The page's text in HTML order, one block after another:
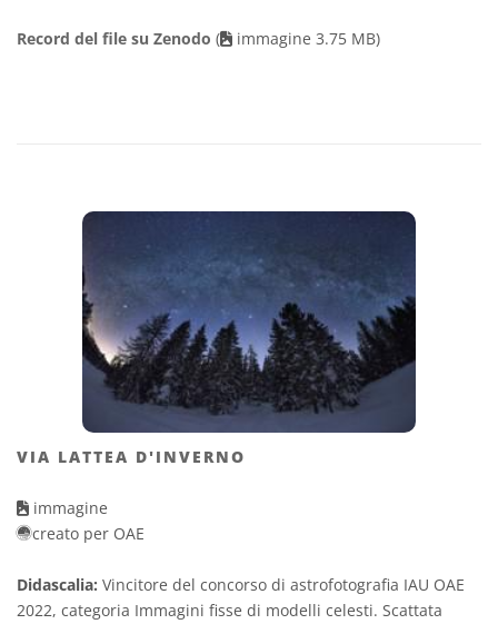
Record del file su Zenodo ( immagine 3.75 MB)
VIA LATTEA D'INVERNO
immagine
creato per OAE
Didascalia: Vincitore del concorso di astrofotografia IAU OAE
2022, categoria Immagini fisse di modelli celesti. Scattata